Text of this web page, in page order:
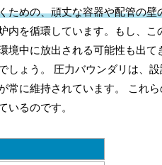
ための、頑丈な容器や配管の壁
内を循環しています。もし、こ
境中に放出される可能性も出て
しょう。 圧力バウンダリは、
常に維持されています。 これら
いるのです。